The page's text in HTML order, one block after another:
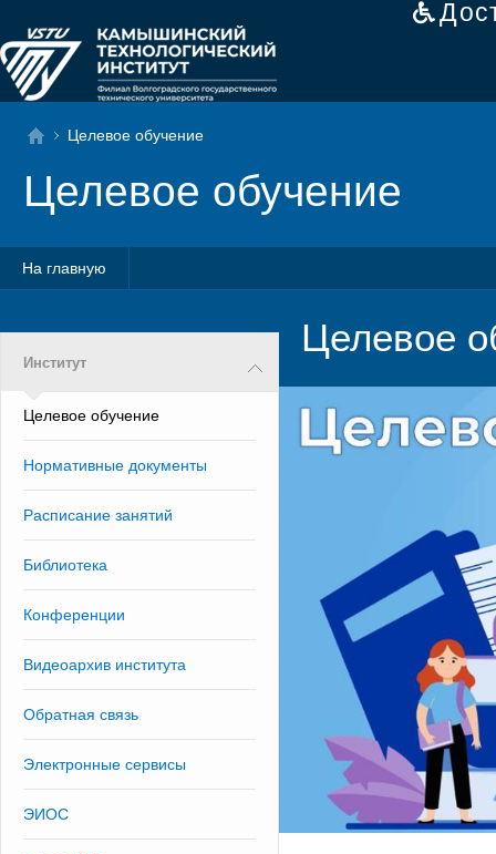
Целевое обучение
Целевое обучение
На главную
Институт
Целевое обучение
Нормативные документы
Расписание занятий
Библиотека
Конференции
Видеоархив института
Обратная связь
Электронные сервисы
ЭИОС
Целевое